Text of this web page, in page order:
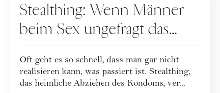
Stealthing: Wenn Männer
beim Sex ungefragt das
Kondom abziehen
Oft geht es so schnell, dass man gar nicht
realisieren kann, was passiert ist. Stealthing,
das heimliche Abziehen des Kondoms, ver...